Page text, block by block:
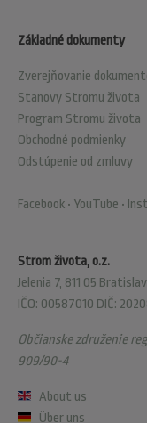
Strom života, o.z.
Jelenia 7, 811 05
IČO: 00587010 DIČ:
Občianske združenie
909/90-4
About us
Über uns
Základné dokumenty
Zverejňovanie
Stanovy Stromu života
Program Stromu života
Obchodné podmienky
Odstúpenie od zmluvy
Facebook • YouTube •